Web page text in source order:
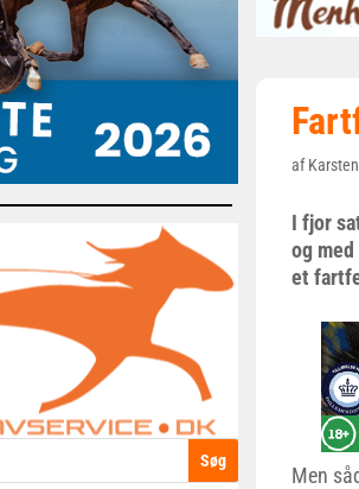
af
I fjor
og
et
Men